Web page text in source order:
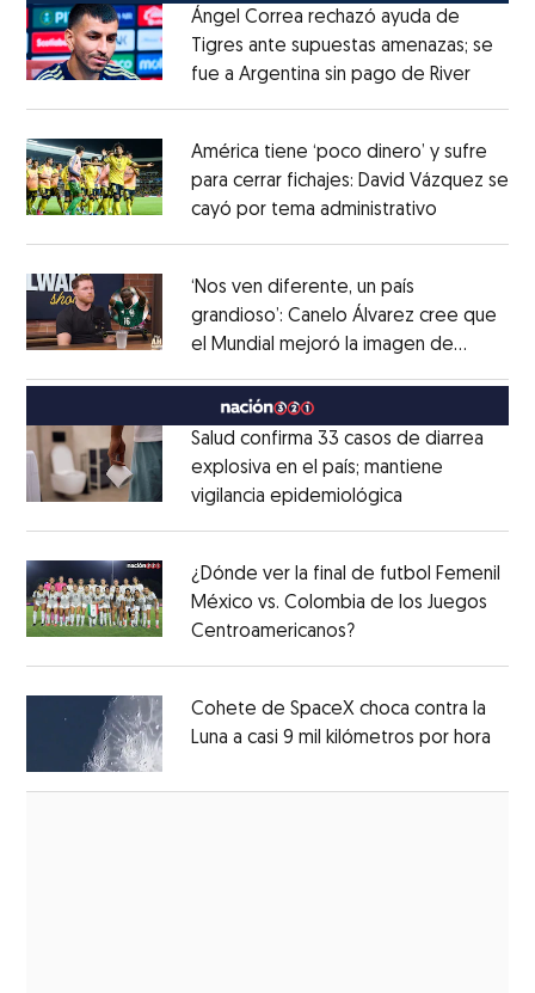
Ángel Correa rechazó ayuda de
Tigres ante supuestas amenazas; se
fue a Argentina sin pago de RiverOpens
América tiene ‘poco dinero’ y sufre
para cerrar fichajes: David Vázquez se
cayó por tema administrativo
‘Nos ven diferente, un país
grandioso’: Canelo Álvarez cree que
el Mundial mejoró la imagen de
MéxicoOpens in new window
Salud confirma 33 casos de diarrea
explosiva en el país; mantiene
vigilancia epidemiológica
¿Dónde ver la final de futbol Femenil
México vs. Colombia de los Juegos
Centroamericanos?Opens in new
Cohete de SpaceX choca contra la
Luna a casi 9 mil kilómetros por hora